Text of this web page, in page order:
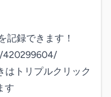
記録できます！
420299604/
トリプルクリック
す